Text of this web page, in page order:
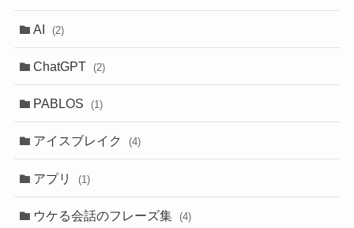
AI (2)
ChatGPT (2)
PABLOS (1)
アイスブレイク (4)
アプリ (1)
ウケる会話のフレーズ集 (4)